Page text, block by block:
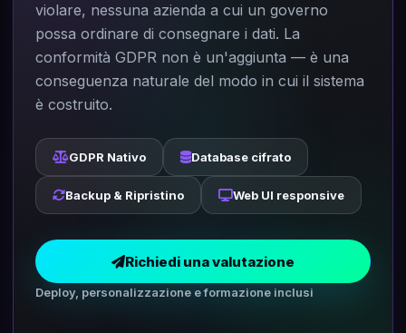
violare, nessuna azienda a cui un governo
possa ordinare di consegnare i dati. La
conformità GDPR non è un'aggiunta — è una
conseguenza naturale del modo in cui il sistema
è costruito.
GDPR Nativo Database cifrato
Backup & Ripristino Web UI responsive
Richiedi una valutazione
Deploy, personalizzazione e formazione inclusi